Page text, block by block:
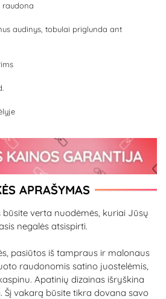
raudona
audinys, tobulai priglunda ant
APRAŠYMAS
būsite verta nuodėmės, kuriai Jūsų
negalės atsispirti.
pasiūtos iš tampraus ir malonaus
raudonomis satino juostelėmis,
Apatinių dizainas išryškina
Šį vakarą būsite tikra dovana savo